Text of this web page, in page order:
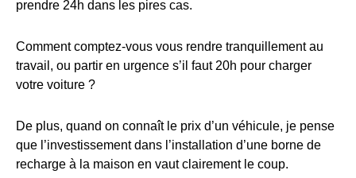
prendre 24h dans les pires cas.
Comment comptez-vous vous rendre tranquillement au
travail, ou partir en urgence s’il faut 20h pour charger
votre voiture ?
De plus, quand on connaît le prix d’un véhicule, je pense
que l’investissement dans l’installation d’une borne de
recharge à la maison en vaut clairement le coup.